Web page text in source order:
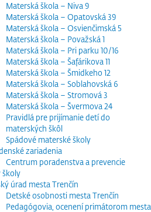
Materská škola – Niva 9
Materská škola – Opatovská 39
Materská škola – Osvienčimská 5
Materská škola – Považská 1
Materská škola – Pri parku 10/16
Materská škola – Šafárikova 11
Materská škola – Šmidkeho 12
Materská škola – Soblahovská 6
Materská škola – Stromová 3
Materská škola – Švermova 24
Pravidlá pre prijímanie detí do
materských škôl
Spádové materské školy
zariadenia
Centrum poradenstva a prevencie
školy
úrad mesta Trenčín
Detské osobnosti mesta Trenčín
Pedagógovia, ocenení primátorom mesta